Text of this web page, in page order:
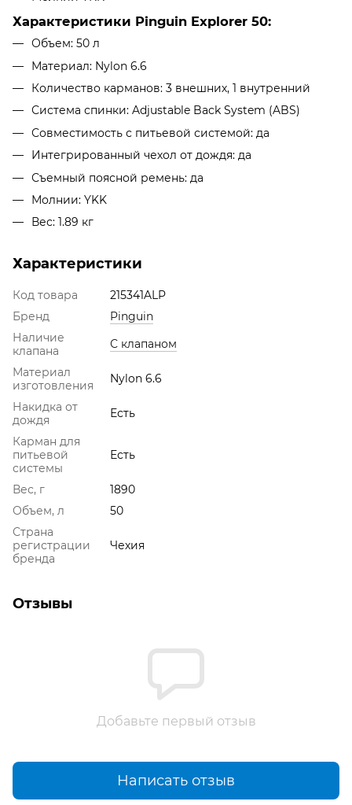
Характеристики Pinguin Explorer 50:
Объем: 50 л
Материал: Nylon 6.6
Количество карманов: 3 внешних, 1 внутренний
Система спинки: Adjustable Back System (ABS)
Совместимость с питьевой системой: да
Интегрированный чехол от дождя: да
Съемный поясной ремень: да
Молнии: YKK
Вес: 1.89 кг
Характеристики
Код товара
215341ALP
Бренд
Pinguin
Наличие
клапана
С клапаном
Материал
изготовления
Nylon 6.6
Накидка от
дождя
Есть
Карман для
питьевой
системы
Есть
Вес, г
1890
Объем, л
50
Страна
регистрации
бренда
Чехия
Отзывы
Добавьте первый отзыв
Написать отзыв